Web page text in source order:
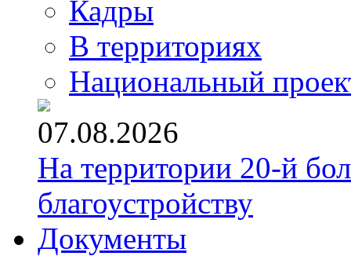
Кадры
В территориях
Национальный
07.08.2026
На территории 20-й
благоустройству
Документы